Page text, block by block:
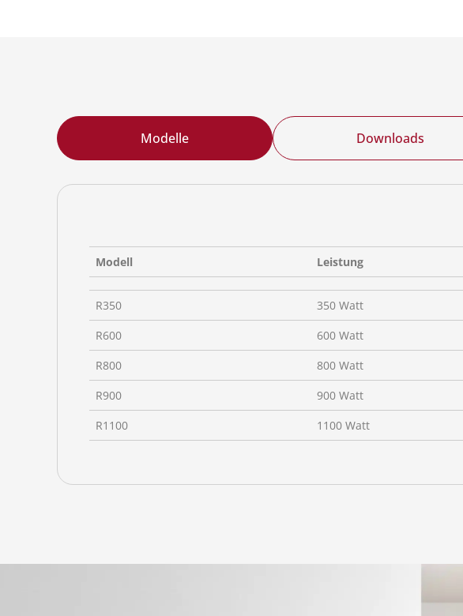
Modelle Downloads
Modell Leistung
R350 350 Watt
R600
600 Watt
R800
800 Watt
R900
900 Watt
R1100
1100 Watt